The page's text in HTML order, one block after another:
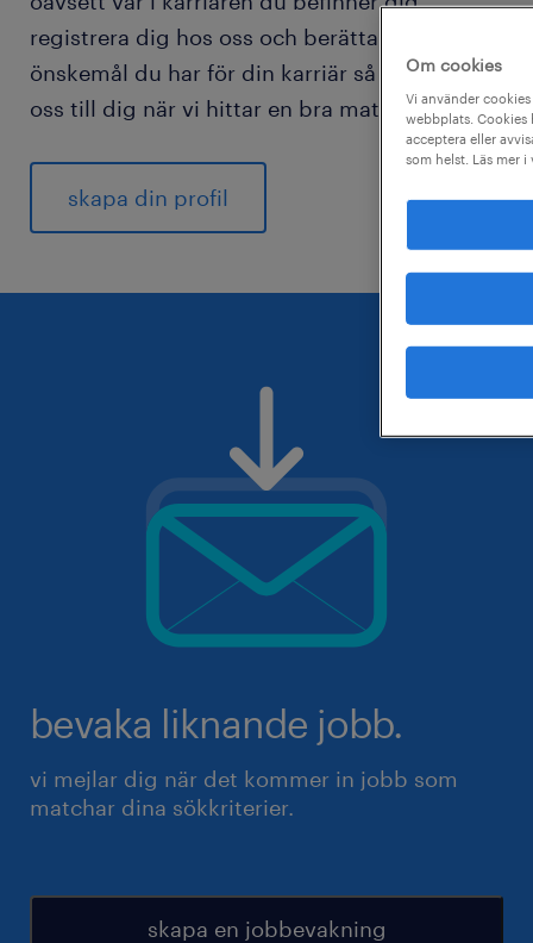
registrera dig hos oss och berätta vilka
önskemål du har för din karriär så hör vi av
oss till dig när vi hittar en bra match för dig.
skapa din profil
bevaka liknande jobb.
vi mejlar dig när det kommer in jobb som
matchar dina sökkriterier.
skapa en jobbevakning
Om cookies
Vi använder
webbplats. Cookies
acceptera eller
som helst. Läs mer i